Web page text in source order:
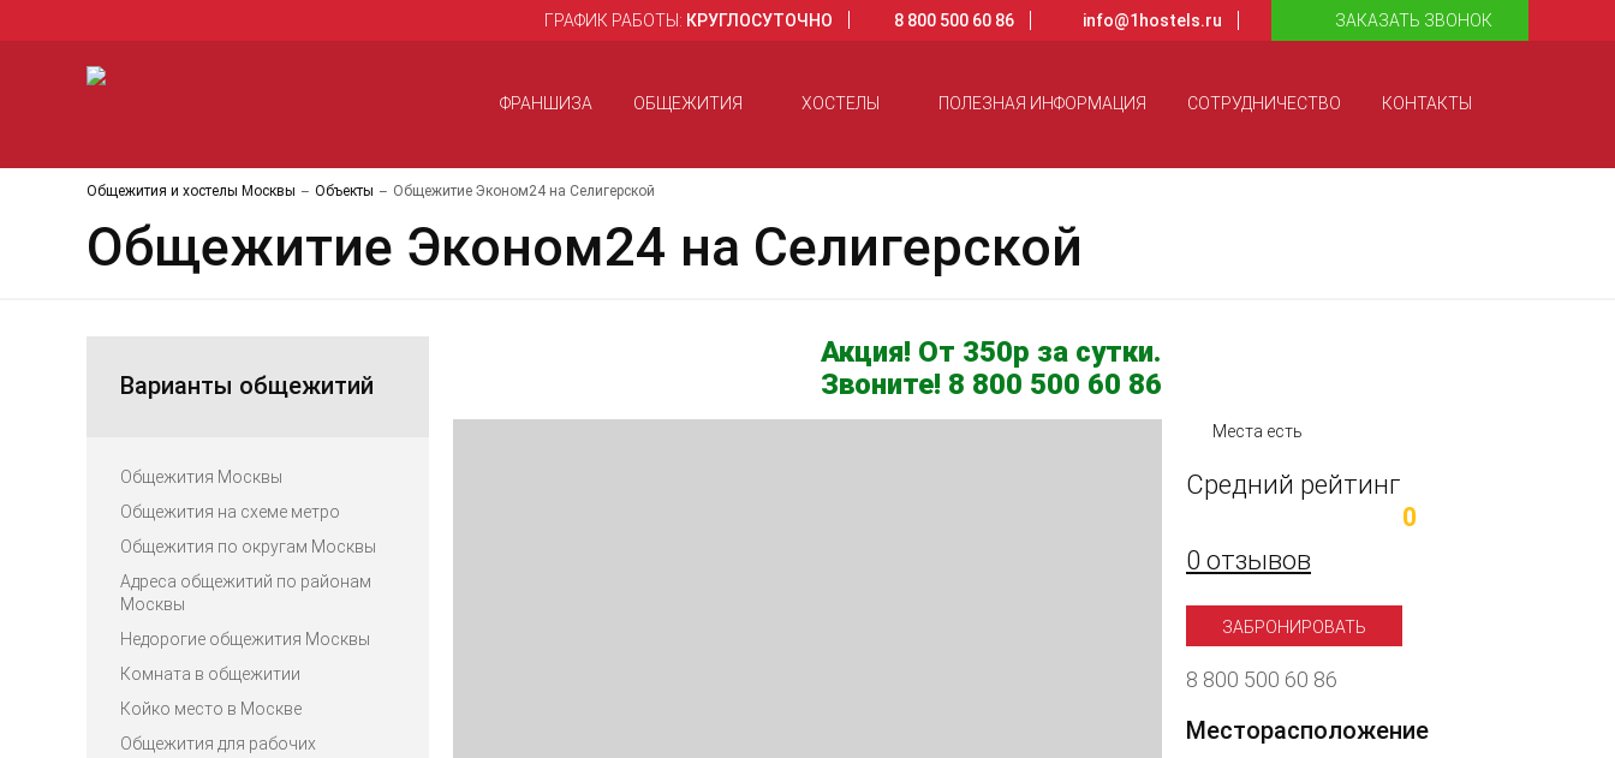
ГРАФИК РАБОТЫ: КРУГЛОСУТОЧНО 8 800 500 60 86 info@1hostels.ru ЗАКАЗАТЬ ЗВОНОК
ФРАНШИЗА ОБЩЕЖИТИЯ ХОСТЕЛЫ ПОЛЕЗНАЯ ИНФОРМАЦИЯ СОТРУДНИЧЕСТВО КОНТАКТЫ
Общежития и хостелы Москвы Объекты Общежитие Эконом24 на Селигерской
Общежитие Эконом24 на Селигерской
Варианты общежитий
Общежития Москвы
Общежития на схеме метро
Общежития по округам Москвы
Адреса общежитий по районам
Москвы
Недорогие общежития Москвы
Комната в общежитии
Койко место в Москве
Общежития для рабочих
Акция! От 350р за сутки.
Звоните! 8 800 500 60 86
Места есть
Средний рейтинг
0
0 отзывов
ЗАБРОНИРОВАТЬ
8 800 500 60 86
Месторасположение